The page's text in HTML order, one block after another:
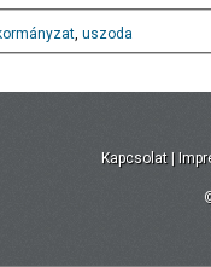
, uszoda
Kapcsolat |